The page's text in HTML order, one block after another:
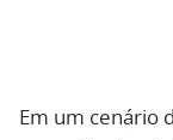
Em um cenário